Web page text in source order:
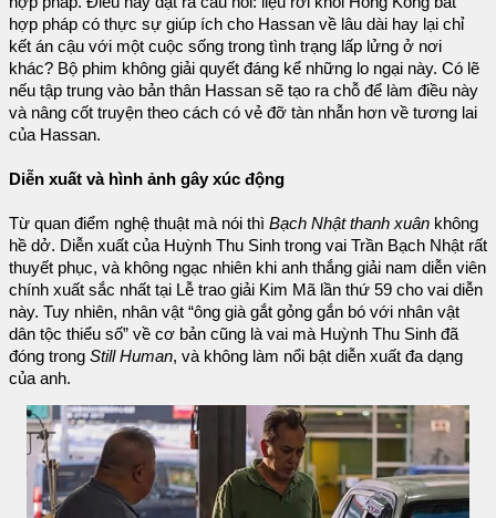
hợp pháp có thực sự giúp ích cho Hassan về lâu dài hay lại chỉ
kết án cậu với một cuộc sống trong tình trạng lấp lửng ở nơi
khác? Bộ phim không giải quyết đáng kể những lo ngại này. Có lẽ
nếu tập trung vào bản thân Hassan sẽ tạo ra chỗ để làm điều này
và nâng cốt truyện theo cách có vẻ đỡ tàn nhẫn hơn về tương lai
của Hassan.
Diễn xuất và hình ảnh gây xúc động
Từ quan điểm nghệ thuật mà nói thì Bạch Nhật thanh xuân không
hề dở. Diễn xuất của Huỳnh Thu Sinh trong vai Trần Bạch Nhật rất
thuyết phục, và không ngạc nhiên khi anh thắng giải nam diễn viên
chính xuất sắc nhất tại Lễ trao giải Kim Mã lần thứ 59 cho vai diễn
này. Tuy nhiên, nhân vật “ông già gắt gỏng gắn bó với nhân vật
dân tộc thiểu số” về cơ bản cũng là vai mà Huỳnh Thu Sinh đã
đóng trong Still Human, và không làm nổi bật diễn xuất đa dạng
của anh.